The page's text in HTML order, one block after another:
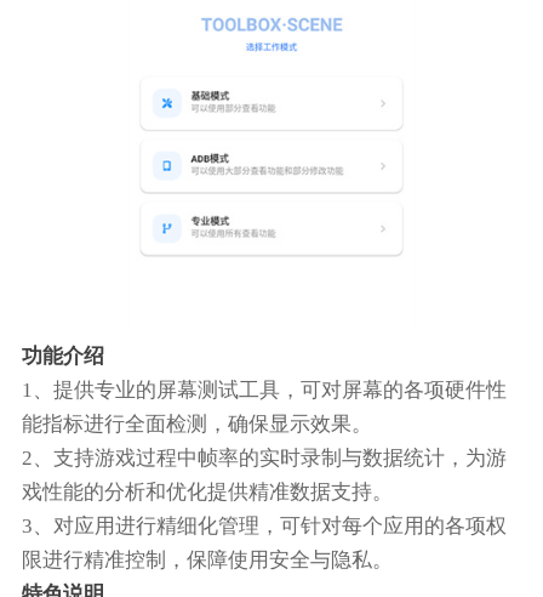
功能介绍
1、提供专业的屏幕测试工具，可对屏幕的各项硬件性
能指标进行全面检测，确保显示效果。
2、支持游戏过程中帧率的实时录制与数据统计，为游
戏性能的分析和优化提供精准数据支持。
3、对应用进行精细化管理，可针对每个应用的各项权
限进行精准控制，保障使用安全与隐私。